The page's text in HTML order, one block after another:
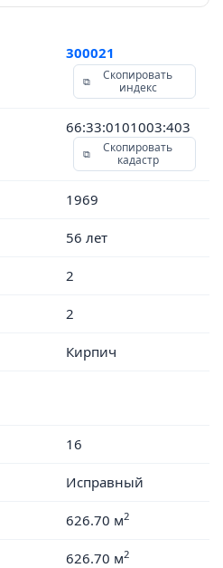
300021
Скопировать
индекс
66:33:0101003:403
Скопировать
кадастр
1969
56 лет
2
2
Кирпич
16
Исправный
626.70 м2
626.70 м2